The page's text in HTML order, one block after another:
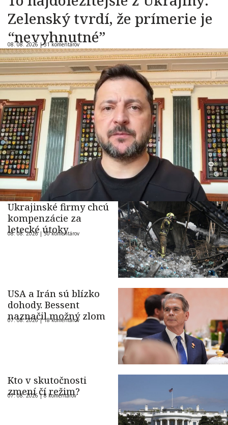
Zelenský tvrdí, že prímerie je
“nevyhnutné”
08. 08. 2026 |31 komentárov
Ukrajinské firmy chcú
kompenzácie za
letecké útoky
08. 08. 2026 |50 komentárov
USA a Irán sú blízko
dohody. Bessent
naznačil možný zlom
07. 08. 2026 |18 komentárov
Kto v skutočnosti
zmení čí režim?
07. 08. 2026 |8 komentárov